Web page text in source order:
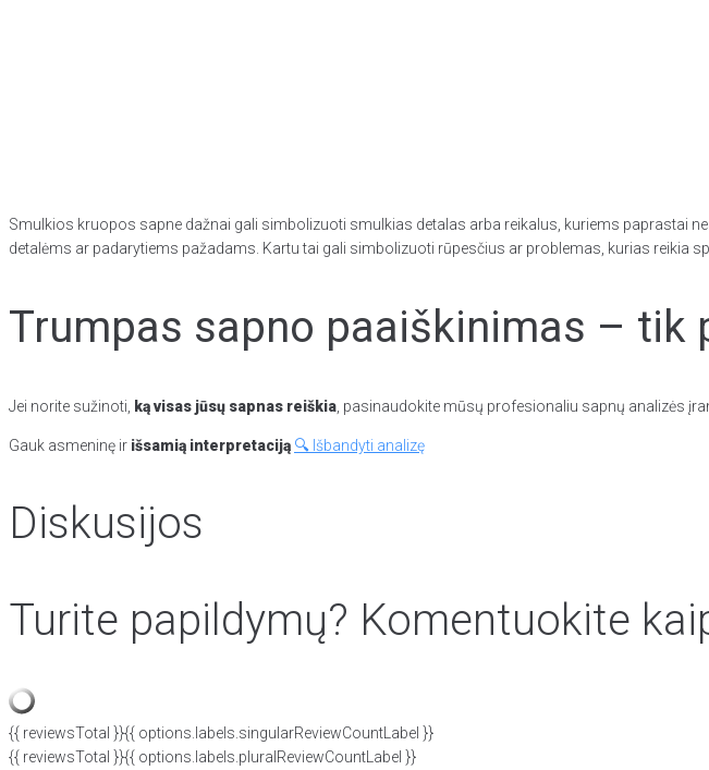
Smulkios kruopos sapne dažnai gali simbolizuoti smulkias detalas arba reikalus, kuriems paprastai
detalėms ar padarytiems pažadams. Kartu tai gali simbolizuoti rūpesčius ar problemas, kurias reikia
Trumpas sapno paaiškinimas – tik
Jei norite sužinoti, ką visas jūsų sapnas reiškia , pasinaudokite mūsų profesionaliu sapnų analizės
Gauk asmeninę ir išsamią interpretaciją 🔍 Išbandyti analizę
Diskusijos
Turite papildymų? Komentuokite
{{ reviewsTotal }}{{ options.labels.singularReviewCountLabel }}
{{ reviewsTotal }}{{ options.labels.pluralReviewCountLabel }}